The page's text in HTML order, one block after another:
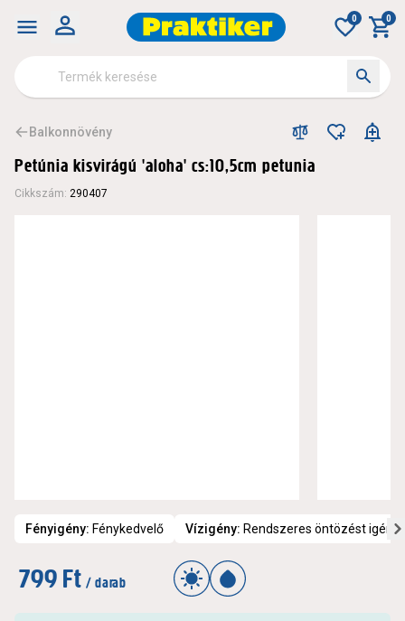
0 0
Balkonnövény
Petúnia kisvirágú 'aloha' cs:10,5cm petunia
Cikkszám: 290407
Fényigény: Fénykedvelő Vízigény: Rendszeres öntözést
799 Ft / darab